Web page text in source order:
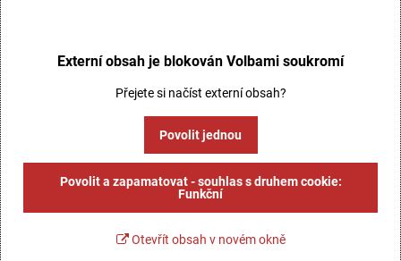
Externí obsah je blokován Volbami soukromí
Přejete si načíst externí obsah?
Povolit jednou
Povolit a zapamatovat - souhlas s druhem cookie:
Funkční
Otevřít obsah v novém okně